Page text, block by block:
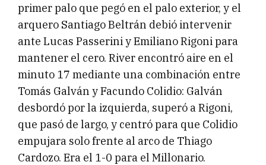
primer palo que pegó en el palo exterior, y el
arquero Santiago Beltrán debió intervenir
ante Lucas Passerini y Emiliano Rigoni para
mantener el cero. River encontró aire en el
minuto 17 mediante una combinación entre
Tomás Galván y Facundo Colidio: Galván
desbordó por la izquierda, superó a Rigoni,
que pasó de largo, y centró para que Colidio
empujara solo frente al arco de Thiago
Cardozo. Era el 1-0 para el Millonario.